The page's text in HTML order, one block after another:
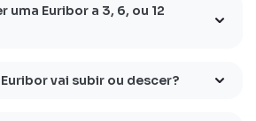
uma Euribor a 3, 6, ou 12
vai subir ou descer?